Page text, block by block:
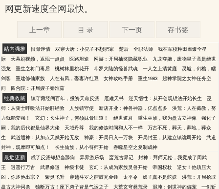
网更新速度全网最快。
上一章 目 录 下一页 存书签
站内强推 恨骨迷情 双穿大唐：小兕子不想肥家 楚后 全职法师
我在军校种田虐爆全星
际
天幕刷视频，返现一点点 医路坦途 网游：开局抽奖隐藏职业
九龙夺嫡，废物皇子竟是绝世
强龙
重生之将门毒后 桃树林里桃花开 斗罗大陆的怪兽武魂 一人之上清黄庭
灵墟，剑棺，瞎
剑客
重建修仙家族 人在有风，娶妻许红豆 女神攻略手册 重生1983
超神学院之女神任务空
间
四合院：开局嫂子秦淮茹
经典收藏 镇守藏经阁百年，投资天命反派 厄难天书 逆天悟性：从开创观想法开始长生
巫
师：从骑士呼吸法开始肝经验
人族镇守使 新店开业：神兽神器，亿点点多
洪荒：人在截教，努
力就能变强！
玄幻：长生神子，何须妹骨证道！ 绝世道君 重生巫族，我为盘古立神像
强化子
嗣，我的后代都是仙界大佬
天域丹尊 我的修炼时间和人不一样
万古不死，葬天，葬地，葬众
生
武道通神：从加点天赋开始无敌 神豪：开局日入一万块 开局封王，从建立镇诡司开始
武道
封神，观摩即可加点！
长生仙族，从小符师开始 吞噬星空之复制成神
最近更新 成了反派却想当舔狗 异界游乐场 蛮荒古界记
封神：拜师元始，我竟成了周武
王
逍遥行万古 武界修道 神级卡徒 玄幻：从成为家族灵兽开始 帝国权杖
逆女！他镇压大
凶，你逐他出宗？
聚灵飞升 穿越斗罗之擂鼓瓮金锤 太平令 娘子真不是蛇妖
洪荒：开局拾取
盘古大神词条
独断万古！座下弟子皆是气运之子 大荒玄穹彝荒录 混沌：创世神的偏宠 一剑斩